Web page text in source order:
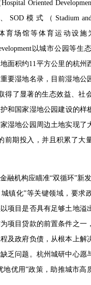
Oriented
模式（Stadium and
体育场馆等体育运动设
以城市公园等
面积约11平方公里的杭州
要湿地名录，目前湿地公
得了显著的生态效益、社
和国家湿地公园建设的样
湿地公园周边土地实现了
前期投入，并且积累了大
融机构应瞄准“双循环”新
镇化”等关键领域，要求
项目是否具有足够土地溢
项目贷款的前置条件之一
及政府负债，从根本上解
乏问题。杭州城研中心愿
地优用”政策，助推城市高